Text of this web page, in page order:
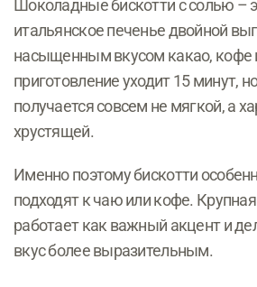
Шоколадные бискотти с солью –
итальянское печенье двойной
насыщенным вкусом какао, кофе
приготовление уходит 15 минут,
получается совсем не мягкой, а
хрустящей.
Именно поэтому бискотти
подходят к чаю или кофе.
работает как важный акцент и
вкус более выразительным.